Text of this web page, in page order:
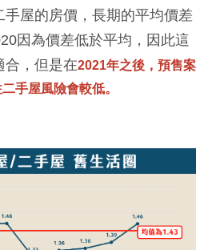
屋的房價，長期的平均價差
因為價差低於平均，因此這
合，但是在2021年之後，預售案
手屋風險會較低。